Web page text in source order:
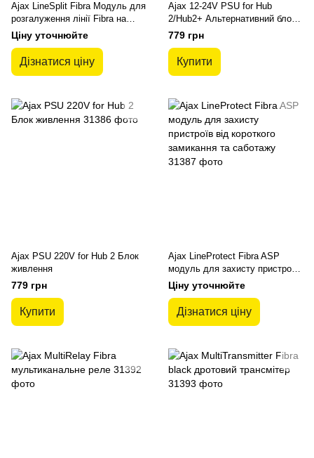
Ajax LineSplit Fibra Модуль для
розгалуження лінії Fibra на
чотири лінії
Ціну уточнюйте
Дізнатися ціну
Ajax 12-24V PSU for Hub
2/Hub2+ Альтернативний блок
живлення
779 грн
Купити
Ajax PSU 220V for Hub 2 Блок
живлення
779 грн
Купити
Ajax LineProtect Fibra ASP
модуль для захисту пристроїв
від короткого замикання та
саботажу
Ціну уточнюйте
Дізнатися ціну